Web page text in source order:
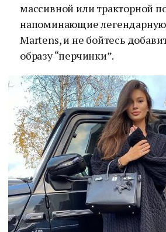
массивной или тракторной
напоминающие легендарную
Martens, и не бойтесь
образу “перчинки”.